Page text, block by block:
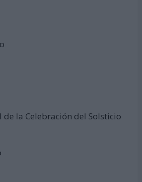
de la Celebración del Solsticio